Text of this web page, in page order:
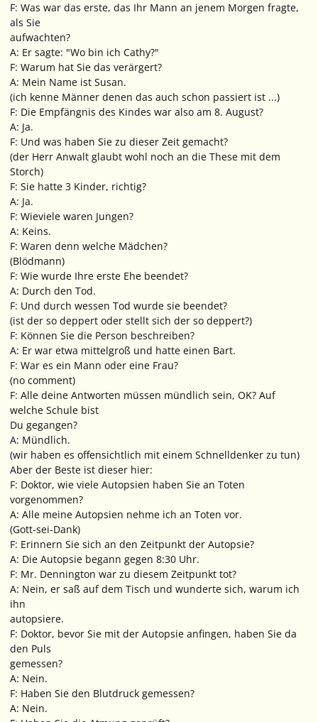
F: Was war das erste, das Ihr Mann an jenem Morgen fragte,
als Sie
aufwachten?
A: Er sagte: "Wo bin ich Cathy?"
F: Warum hat Sie das verärgert?
A: Mein Name ist Susan.
(ich kenne Männer denen das auch schon passiert ist ...)
F: Die Empfängnis des Kindes war also am 8. August?
A: Ja.
F: Und was haben Sie zu dieser Zeit gemacht?
(der Herr Anwalt glaubt wohl noch an die These mit dem
Storch)
F: Sie hatte 3 Kinder, richtig?
A: Ja.
F: Wieviele waren Jungen?
A: Keins.
F: Waren denn welche Mädchen?
(Blödmann)
F: Wie wurde Ihre erste Ehe beendet?
A: Durch den Tod.
F: Und durch wessen Tod wurde sie beendet?
(ist der so deppert oder stellt sich der so deppert?)
F: Können Sie die Person beschreiben?
A: Er war etwa mittelgroß und hatte einen Bart.
F: War es ein Mann oder eine Frau?
(no comment)
F: Alle deine Antworten müssen mündlich sein, OK? Auf
welche Schule bist
Du gegangen?
A: Mündlich.
(wir haben es offensichtlich mit einem Schnelldenker zu tun)
Aber der Beste ist dieser hier:
F: Doktor, wie viele Autopsien haben Sie an Toten
vorgenommen?
A: Alle meine Autopsien nehme ich an Toten vor.
(Gott-sei-Dank)
F: Erinnern Sie sich an den Zeitpunkt der Autopsie?
A: Die Autopsie begann gegen 8:30 Uhr.
F: Mr. Dennington war zu diesem Zeitpunkt tot?
A: Nein, er saß auf dem Tisch und wunderte sich, warum ich
ihn
autopsiere.
F: Doktor, bevor Sie mit der Autopsie anfingen, haben Sie da
den Puls
gemessen?
A: Nein.
F: Haben Sie den Blutdruck gemessen?
A: Nein.